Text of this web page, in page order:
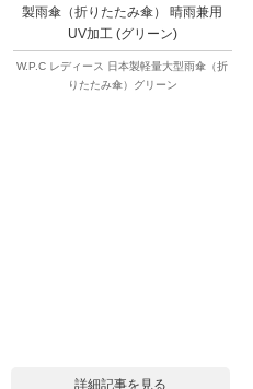
製雨傘（折りたたみ傘） 晴雨兼用
UV加工 (グリーン)
W.P.C レディース 日本製軽量大型雨傘（折
りたたみ傘）グリーン
詳細記事を見る